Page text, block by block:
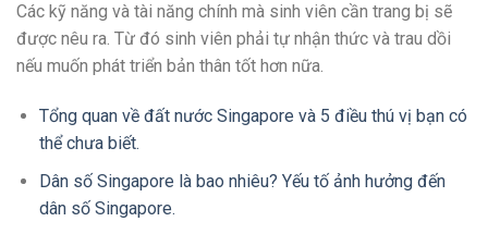
Các kỹ năng và tài năng chính mà sinh viên cần trang bị sẽ
được nêu ra. Từ đó sinh viên phải tự nhận thức và trau dồi
nếu muốn phát triển bản thân tốt hơn nữa.
Tổng quan về đất nước Singapore và 5 điều thú vị bạn có
thể chưa biết.
Dân số Singapore là bao nhiêu? Yếu tố ảnh hưởng đến
dân số Singapore.